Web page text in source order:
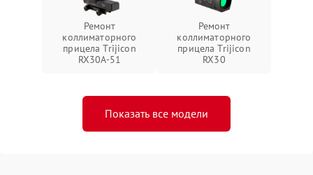
Ремонт
коллиматорного
прицела Trijicon
RX30A-51
Ремонт
коллиматорного
прицела Trijicon
RX30
Показать все модели